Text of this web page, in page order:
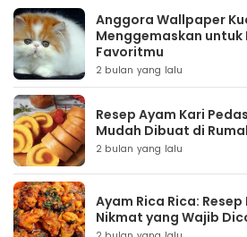
Anggora Wallpaper
Menggemaskan untuk
Favoritmu
2 bulan yang lalu
Resep Ayam Kari
Mudah Dibuat di
2 bulan yang lalu
Ayam Rica Rica:
Nikmat yang Wajib